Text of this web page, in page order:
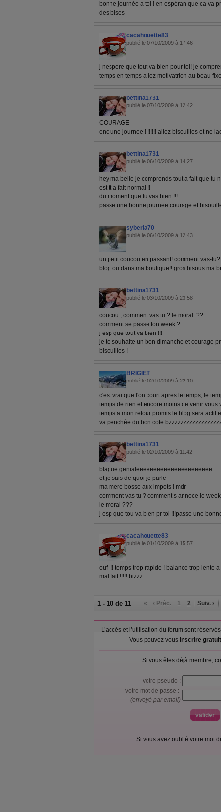
bonne journée a toi ! en espéran que ca va
des bises
cacahouette83
publié le 07/10/2009 à 17:46
j nespere que tout va bien pour toi! je
temps en temps allez motivatrion au beau
bettina1731
publié le 07/10/2009 à 12:42
COURAGE
enc une journee !!!!!!!! allez bisouilles et ne
bettina1731
publié le 06/10/2009 à 14:27
hey ma belle je comprends tout a fait que tu
est tt a fait normal !!
du moment que tu vas bien !!!
passe une bonne journee courage et
syberia70
publié le 06/10/2009 à 12:43
un petit coucou en passant! comment vas-
blog ou dans ma boutique!! gros bisous ma
bettina1731
publié le 03/10/2009 à 23:58
coucou , comment vas tu ? le moral .??
comment se passe ton week ?
j esp que tout va bien !!!
je te souhaite un bon dimanche et courage
bisouilles !
BRIGIET
publié le 02/10/2009 à 22:10
c'est vrai que l'on court apres le temps, le
temps de rien et encore moins de venir
temps a mon retour promis le blog sera actif
va penchée du bon cote
bettina1731
publié le 02/10/2009 à 11:42
blague genialeeeeeeeeeeeeeeeeeeeeee
et je sais de quoi je parle
ma mere bosse aux impots ! mdr
comment vas tu ? comment s annoce le
le moral ???
j esp que tou va bien pr toi !!!passe une
cacahouette83
publié le 01/10/2009 à 15:57
ouf !!! temps trop rapide ! balance trop lente
mal fait !!!!! bizzz
1 - 10 de 11 « ‹ Préc. 1 2 Suiv. ›
L’accès et l’utilisation du forum sont
Vous pouvez vous inscrire
Si vous êtes déjà membre,
votre pseudo :
votre mot de passe :
(envoyé par email)
Si vous avez oublié votre mot